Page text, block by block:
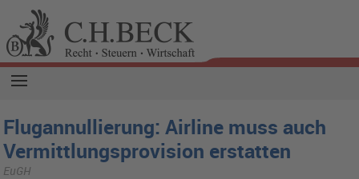
Flugannullierung: Airline muss auch
Vermittlungsprovision erstatten
EuGH